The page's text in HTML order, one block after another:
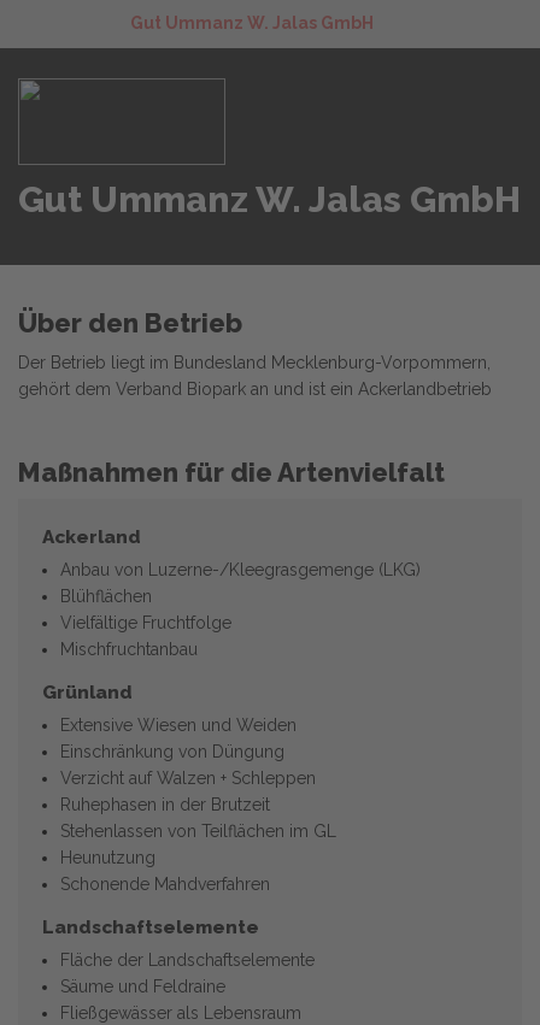
Gut Ummanz W. Jalas GmbH
Gut Ummanz W. Jalas GmbH
Über den Betrieb
Der Betrieb liegt im Bundesland Mecklenburg-Vorpommern,
gehört dem Verband Biopark an und ist ein Ackerlandbetrieb
Maßnahmen für die Artenvielfalt
Ackerland
Anbau von Luzerne-/Kleegrasgemenge (LKG)
Blühflächen
Vielfältige Fruchtfolge
Mischfruchtanbau
Grünland
Extensive Wiesen und Weiden
Einschränkung von Düngung
Verzicht auf Walzen + Schleppen
Ruhephasen in der Brutzeit
Stehenlassen von Teilflächen im GL
Heunutzung
Schonende Mahdverfahren
Landschaftselemente
Fläche der Landschaftselemente
Säume und Feldraine
Fließgewässer als Lebensraum